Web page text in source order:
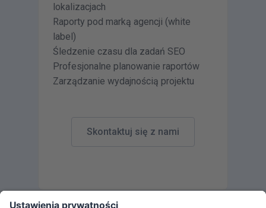
lokalizacjach
Raporty pod marką agencji (white
label)
Śledzenie czasu dla zadań SEO
Profesjonalne planowanie raportów
Zarządzanie wydajnością projektu
Skontaktuj się z nami